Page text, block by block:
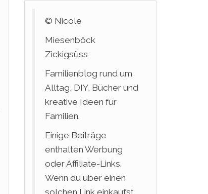
© Nicole
Miesenböck
Zickigsüss
Familienblog rund um
Alltag, DIY, Bücher und
kreative Ideen für
Familien.
Einige Beiträge
enthalten Werbung
oder Affiliate-Links.
Wenn du über einen
solchen Link einkaufst,